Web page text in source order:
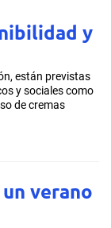
y
están previstas
y sociales como
de cremas
verano